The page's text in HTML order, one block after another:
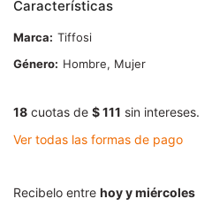
Características
Marca
Tiffosi
Género
Hombre, Mujer
18 cuotas de $ 111 sin intereses.
Ver todas las formas de pago
Recibelo entre hoy y miércoles